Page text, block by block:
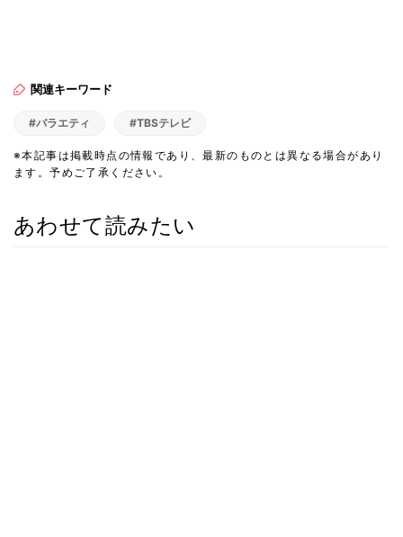
関連キーワード
#バラエティ #TBSテレビ
※本記事は掲載時点の情報であり、最新のものとは異なる場合があり
ます。予めご了承ください。
あわせて読みたい